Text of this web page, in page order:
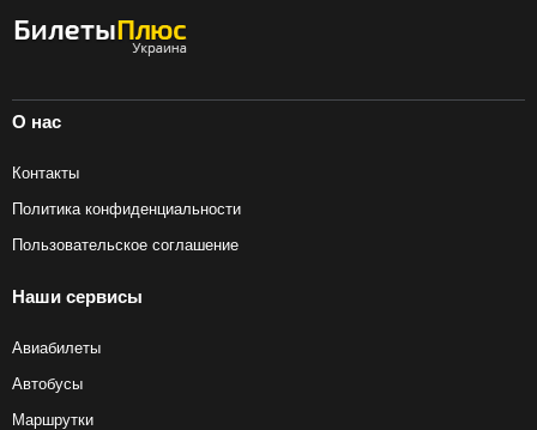
О нас
Контакты
Политика конфиденциальности
Пользовательское соглашение
Наши сервисы
Авиабилеты
Автобусы
Маршрутки